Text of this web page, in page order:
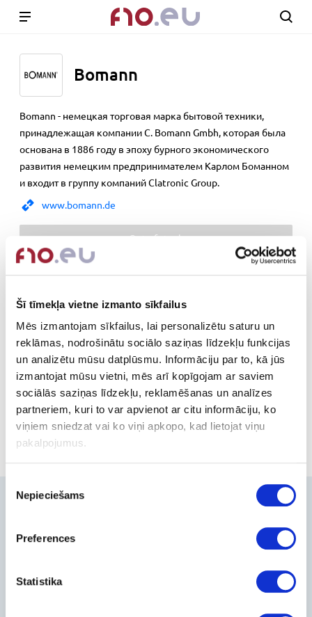
Šī tīmekļa vietne izmanto sīkfailus
Mēs izmantojam sīkfailus, lai personalizētu saturu un
reklāmas, nodrošinātu sociālo saziņas līdzekļu funkcijas
un analizētu mūsu datplūsmu. Informāciju par to, kā jūs
izmantojat mūsu vietni, mēs arī kopīgojam ar saviem
sociālās saziņas līdzekļu, reklamēšanas un analīzes
partneriem, kuri to var apvienot ar citu informāciju, ko
viņiem sniedzat vai ko viņi apkopo, kad lietojat viņu
pakalpojumus.
izvēle
Nepieciešams
Preferences
Statistika
Bomann
Bomann - немецкая торговая марка бытовой техники,
принадлежащая компании C. Bomann Gmbh, которая была
основана в 1886 году в эпоху бурного экономического
развития немецким предпринимателем Карлом Боманном
и входит в группу компаний Clatronic Group.
Out of stock
www.bomann.de
Egg cookers
products
Contacts
+371-236-655-56
Company